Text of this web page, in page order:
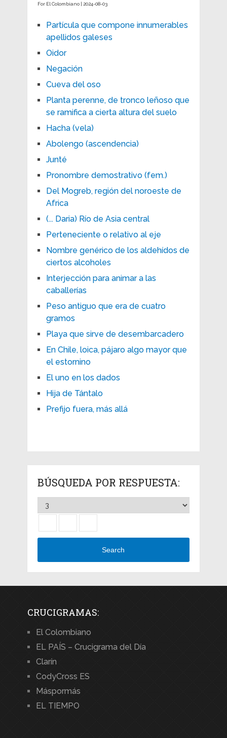
For El Colombiano | 2024-08-03
Partícula que compone innumerables
apellidos galeses
Oidor
Negación
Cueva del oso
Planta perenne, de tronco leñoso que
se ramifica a cierta altura del suelo
Hacha (vela)
Abolengo (ascendencia)
Junté
Pronombre demostrativo (fem.)
Del Mogreb, región del noroeste de
Africa
(... Daria) Río de Asia central
Perteneciente o relativo al eje
Nombre genérico de los aldehídos de
ciertos alcoholes
Interjección para animar a las
caballerías
Peso antiguo que era de cuatro
gramos
Playa que sirve de desembarcadero
En Chile, loica, pájaro algo mayor que
el estornino
El uno en los dados
Hija de Tántalo
Prefijo fuera, más allá
BÚSQUEDA POR RESPUESTA:
Search
CRUCIGRAMAS:
El Colombiano
EL PAÍS – Crucigrama del Día
Clarín
CodyCross ES
Máspormás
EL TIEMPO